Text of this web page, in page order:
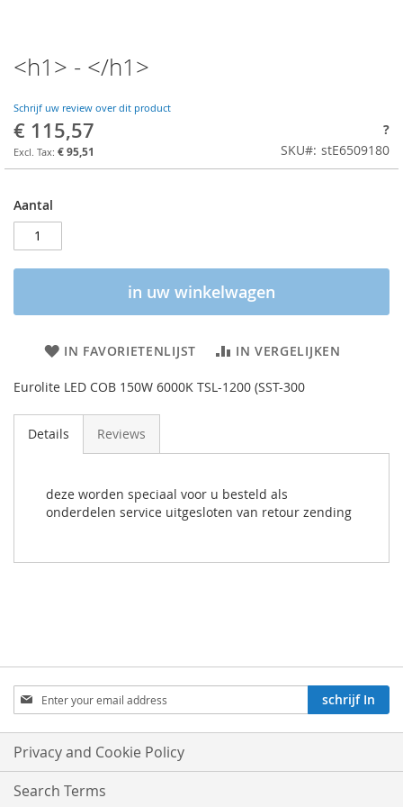
<h1> - </h1>
Schrijf uw review over dit product
€ 115,57
€ 95,51
?
SKU
stE6509180
Aantal
in uw winkelwagen
IN FAVORIETENLIJST IN VERGELIJKEN
Eurolite LED COB 150W 6000K TSL-1200 (SST-300
Details Reviews
deze worden speciaal voor u besteld als
onderdelen service uitgesloten van retour zending
Aboneren
op
onze
nieuwsbrief:
schrijf In
Privacy and Cookie Policy
Search Terms